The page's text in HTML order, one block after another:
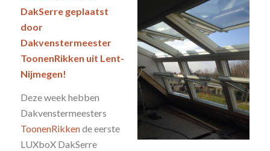
DakSerre geplaatst
door
Dakvenstermeester
ToonenRikken uit Lent-
Nijmegen!
Deze week hebben
Dakvenstermeesters
ToonenRikkende eerste
LUXboX DakSerre